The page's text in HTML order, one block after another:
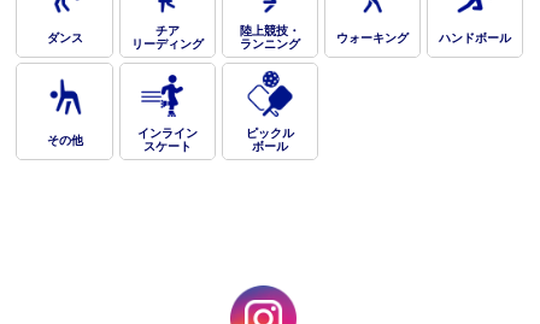
ダンス
チア
リーディング
陸上競技・
ランニング
ウォーキング ハンドボール
その他
インライン
スケート
ピックル
ボール